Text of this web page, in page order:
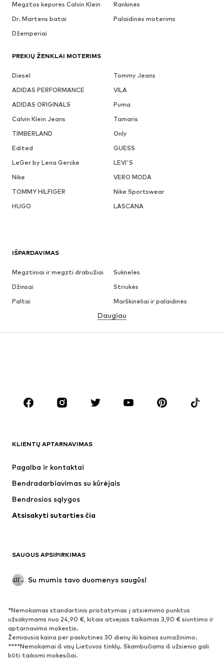
Megztos kepurės Calvin Klein
Rankinės
Dr. Martens batai
Palaidinės moterims
Džemperiai
PREKIŲ ŽENKLAI MOTERIMS
Diesel
Tommy Jeans
ADIDAS PERFORMANCE
VILA
ADIDAS ORIGINALS
Puma
Calvin Klein Jeans
Tamaris
TIMBERLAND
Only
Edited
GUESS
LeGer by Lena Gercke
LEVI'S
Nike
VERO MODA
TOMMY HILFIGER
Nike Sportswear
HUGO
LASCANA
IŠPARDAVIMAS
Megztiniai ir megzti drabužiai
Suknelės
Džinsai
Striukės
Paltai
Marškinėliai ir palaidinės
Apatiniai
Sijonai
Palaidinės ir tunikos
Aksesuarai
Premium
Naujienos
Apatiniai
Paltai
Proginiai
Išskirtiniai
BATAI
Naujienos
Sportbačiai
Aulinukai
Daugiau
KLIENTŲ APTARNAVIMAS
Pagalba ir kontaktai
Bendradarbiavimas su kūrėjais
Bendrosios sąlygos
Atsisakyti sutarties čia
SAUGUS APSIPIRKIMAS
Su mumis tavo duomenys saugūs!
*Nemokamas standartinis pristatymas į atsiėmimo punktus
užsakymams nuo 24,90 €, kitais atvejais taikomas 3,90 € siuntimo ir
aptarnavimo mokestis.
Žemiausia kaina per paskutines 30 dienų iki kainos sumažinimo.
****Nemokamai iš visų Lietuvos tinklų. Skambučiams iš užsienio gali
būti taikomi mokesčiai.